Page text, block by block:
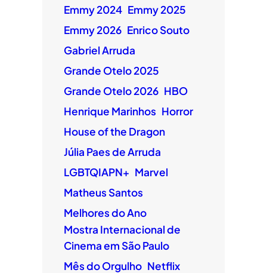
Emmy 2024 Emmy 2025
Emmy 2026 Enrico Souto
Gabriel Arruda
Grande Otelo 2025
Grande Otelo 2026 HBO
Henrique Marinhos Horror
House of the Dragon
Júlia Paes de Arruda
LGBTQIAPN+ Marvel
Matheus Santos
Melhores do Ano
Mostra Internacional de
Cinema em São Paulo
Mês do Orgulho Netflix